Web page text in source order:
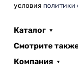
условия политики
Каталог
Смотрите
Компания